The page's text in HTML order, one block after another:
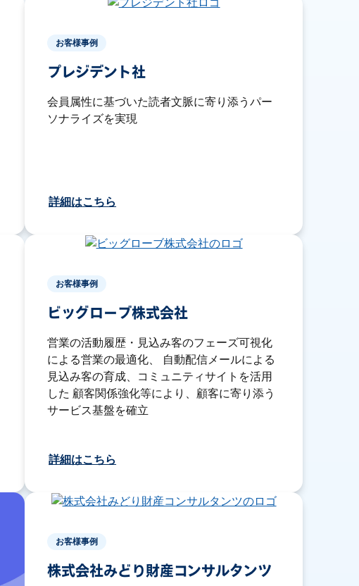
お客様事例
プレジデント社
会員属性に基づいた読者文脈に寄り添うパー
ソナライズを実現
詳細はこちら
お客様事例
ビッグローブ株式会社
営業の活動履歴・見込み客のフェーズ可視化
による営業の最適化、 自動配信メールによる
見込み客の育成、コミュニティサイトを活用
した 顧客関係強化等により、顧客に寄り添う
サービス基盤を確立
詳細はこちら
お客様事例
株式会社みどり財産コンサルタンツ